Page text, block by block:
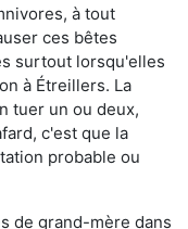
à tout
ces bêtes
surtout lorsqu'elles
à Étreillers. La
tuer un ou deux,
c'est que la
probable ou
de grand-mère dans